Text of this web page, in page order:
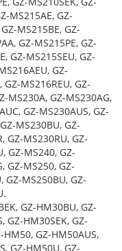
MS215AE, GZ-
MS215BE, GZ-
GZ-MS215PE, GZ-
GZ-MS215SEU, GZ-
GZ-
GZ-MS216REU, GZ-
MS230A, GZ-MS230AG,
GZ-MS230AUS, GZ-
MS230BU, GZ-
GZ-MS230RU, GZ-
GZ-MS240, GZ-
GZ-MS250, GZ-
GZ-MS250BU, GZ-
GZ-HM30BU, GZ-
GZ-HM30SEK, GZ-
HM50, GZ-HM50AUS,
GZ-HM50U, GZ-